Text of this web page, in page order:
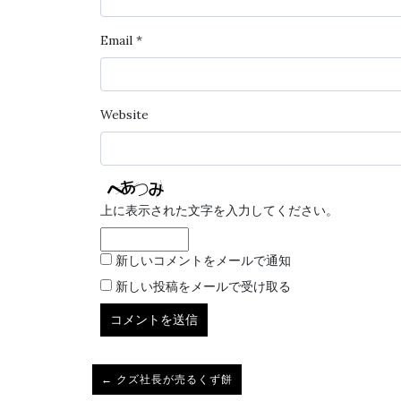
Email *
Website
上に表示された文字を入力してください。
新しいコメントをメールで通知
新しい投稿をメールで受け取る
← クズ社長が売るくず餅